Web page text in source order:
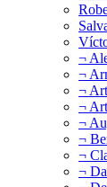
¬
¬
¬
¬
¬
¬
¬
¬